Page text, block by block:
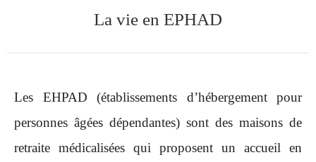
La vie en EPHAD
Les EHPAD (établissements d’hébergement pour
personnes âgées dépendantes) sont des maisons de
retraite médicalisées qui proposent un accueil en